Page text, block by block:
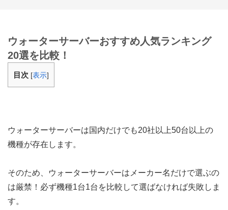
ウォーターサーバーおすすめ人気ランキング
20選を比較！
目次 [表示]
ウォーターサーバーは国内だけでも20社以上50台以上の
機種が存在します。
そのため、
ウォーターサーバーはメーカー名だけで選ぶの
は厳禁！必ず機種1台1台を比較して選ばなければ失敗しま
す。